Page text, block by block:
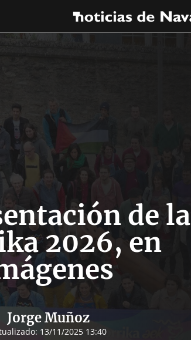
de la
2026, en
Jorge Muñoz
13/11/2025 13:40